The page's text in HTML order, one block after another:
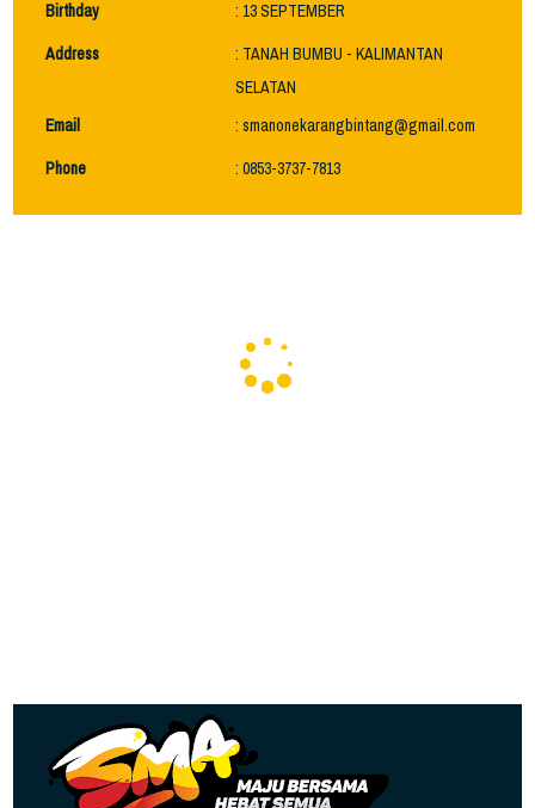
Birthday
: 13 SEPTEMBER
Address
: TANAH BUMBU - KALIMANTAN
SELATAN
Email
: smanonekarangbintang@gmail.com
Phone
: 0853-3737-7813